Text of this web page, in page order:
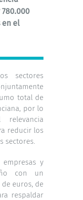
en el
sectores
total de
por lo
reducir los
sectores.
y
con un
euros, de
respaldar